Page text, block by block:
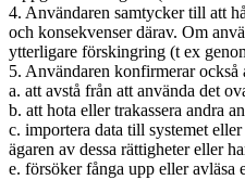
4. Användaren samtycker till att
och konsekvenser därav. Om
ytterligare förskingring (t ex
5. Användaren konfirmerar
a. att avstå från att använda det
b. att hota eller trakassera andra
c. importera data till systemet
ägaren av dessa rättigheter eller
e. försöker fånga upp eller avläsa